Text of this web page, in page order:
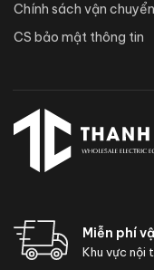
Chính sách vận chuyển
CS bảo mật thông tin
Miễn phí
Khu vực nội